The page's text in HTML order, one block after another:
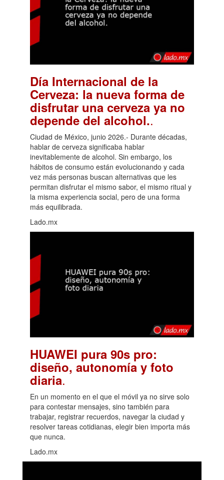
Día Internacional de la
Cerveza: la nueva forma de
disfrutar una cerveza ya no
depende del alcohol..
Ciudad de México, junio 2026.- Durante décadas,
hablar de cerveza significaba hablar
inevitablemente de alcohol. Sin embargo, los
hábitos de consumo están evolucionando y cada
vez más personas buscan alternativas que les
permitan disfrutar el mismo sabor, el mismo ritual y
la misma experiencia social, pero de una forma
más equilibrada.
Lado.mx
HUAWEI pura 90s pro:
diseño, autonomía y foto
diaria.
En un momento en el que el móvil ya no sirve solo
para contestar mensajes, sino también para
trabajar, registrar recuerdos, navegar la ciudad y
resolver tareas cotidianas, elegir bien importa más
que nunca.
Lado.mx